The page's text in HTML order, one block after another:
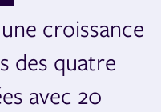
croissance
des quatre
avec 20